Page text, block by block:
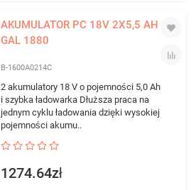
AKUMULATOR PC 18V 2X5,5 AH
GAL 1880
B-1600A0214C
2 akumulatory 18 V o pojemności 5,0 Ah
i szybka ładowarka Dłuższa praca na
jednym cyklu ładowania dzięki wysokiej
pojemności akumu..
1274.64zł